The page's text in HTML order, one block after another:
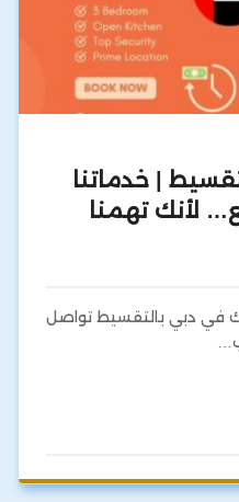
| خدماتنا
لأنك تهمنا
في دبي بالتقسيط تواصل